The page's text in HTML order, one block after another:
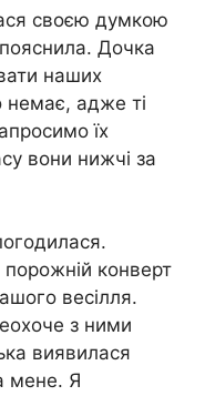
своєю думкою
Дочка
наших
немає, адже ті
їх
вони нижчі за
конверт
весілля.
з ними
виявилася
мене. Я